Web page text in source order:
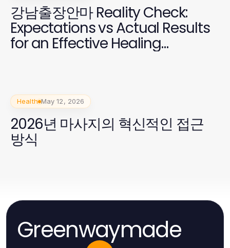
강남출장안마 Reality Check:
Expectations vs Actual Results
for an Effective Healing
Health May 12, 2026
2026년 마사지의 혁신적인 접근
방식
Greenwaymade